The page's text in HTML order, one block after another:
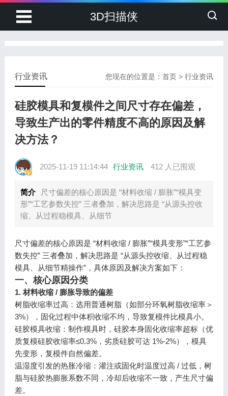
3D扫描侠
您现在的位置是：首页 >行业资讯
行业资讯
硅胶模具和复模件之间尺寸存在偏差，
导致生产出的零件精度不高的原因及解
决方法？
2025-11-19 11:14:44 行业资讯 412 人已围观
简介
尺寸偏差的核心原因是 “材料收缩 / 膨胀”“模具变
形”“工艺参数失控” 三者叠加，解决思路是 “从源头控收
缩、从过程稳模具、从细节
尺寸偏差的核心原因是 “材料收缩 / 膨胀”“模具变形”“工艺参
数失控” 三者叠加，解决思路是 “从源头控收缩、从过程稳
模具、从细节精操作”，具体原因及解决方案如下：
一、核心原因分类
1. 材料收缩 / 膨胀导致的偏差
树脂收缩率过高：选用普通树脂（如部分环氧树脂收缩率＞
3%），固化过程中体积收缩不均，导致复模件比模具小。
硅胶模具收缩：制作模具时，硅胶本身固化收缩率超标（优
质复模硅胶收缩率≤0.3%，劣质硅胶可达 1%-2%），模具
先变形，复模件自然偏差。
温湿度引发的热胀冷缩：灌注或固化时温度过高 / 过低，树
脂与硅胶热膨胀系数不同，冷却后收缩不一致，产生尺寸偏
差。